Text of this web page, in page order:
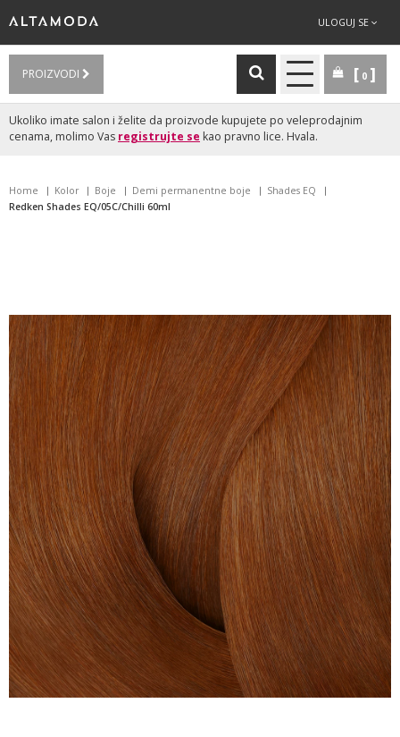
ULOGUJ SE
PROIZVODI 0
Ukoliko imate salon i želite da proizvode kupujete po veleprodajnim
cenama, molimo Vas registrujte se kao pravno lice. Hvala.
Home Kolor Boje Demi permanentne boje
Shades EQ
Redken Shades EQ/05C/Chilli 60ml